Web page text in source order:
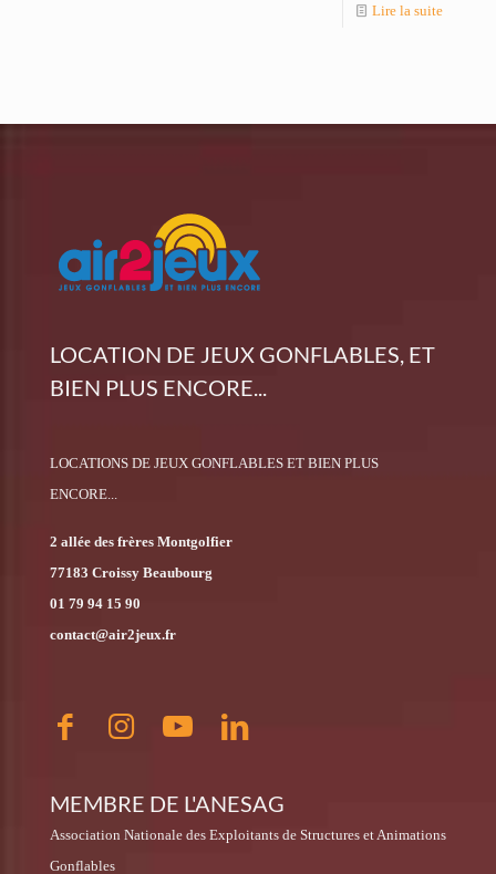
Lire la suite
LOCATION DE JEUX GONFLABLES, ET
BIEN PLUS ENCORE...
LOCATIONS DE JEUX GONFLABLES ET BIEN PLUS
ENCORE...
2 allée des frères Montgolfier
77183 Croissy Beaubourg
01 79 94 15 90
contact@air2jeux.fr
MEMBRE DE L'ANESAG
Association Nationale des Exploitants de Structures et Animations
Gonflables